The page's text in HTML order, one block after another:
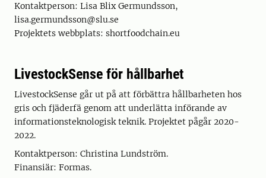
Kontaktperson: Lisa Blix Germundsson,
lisa.germundsson@slu.se
Projektets webbplats: shortfoodchain.eu
LivestockSense för hållbarhet
LivestockSense går ut på att förbättra hållbarheten hos
gris och fjäderfä genom att underlätta införande av
informationsteknologisk teknik. Projektet pågår 2020-
2022.
Kontaktperson: Christina Lundström.
Finansiär: Formas.